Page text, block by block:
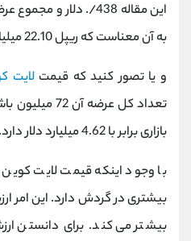
به آن معناست که ریپل 22.10 میلیارد دلار ارزش بازار دارد.
و یا تصور کنید که قیمتلایت
تعداد کل عرضه
بازاری برابر با 4.62 میلیارد دلار دارد.
با وجود اینکه قیمت لایت کوین
بیشتری در گردش دارد. این امر
بیشتر می کند. برای دانستن